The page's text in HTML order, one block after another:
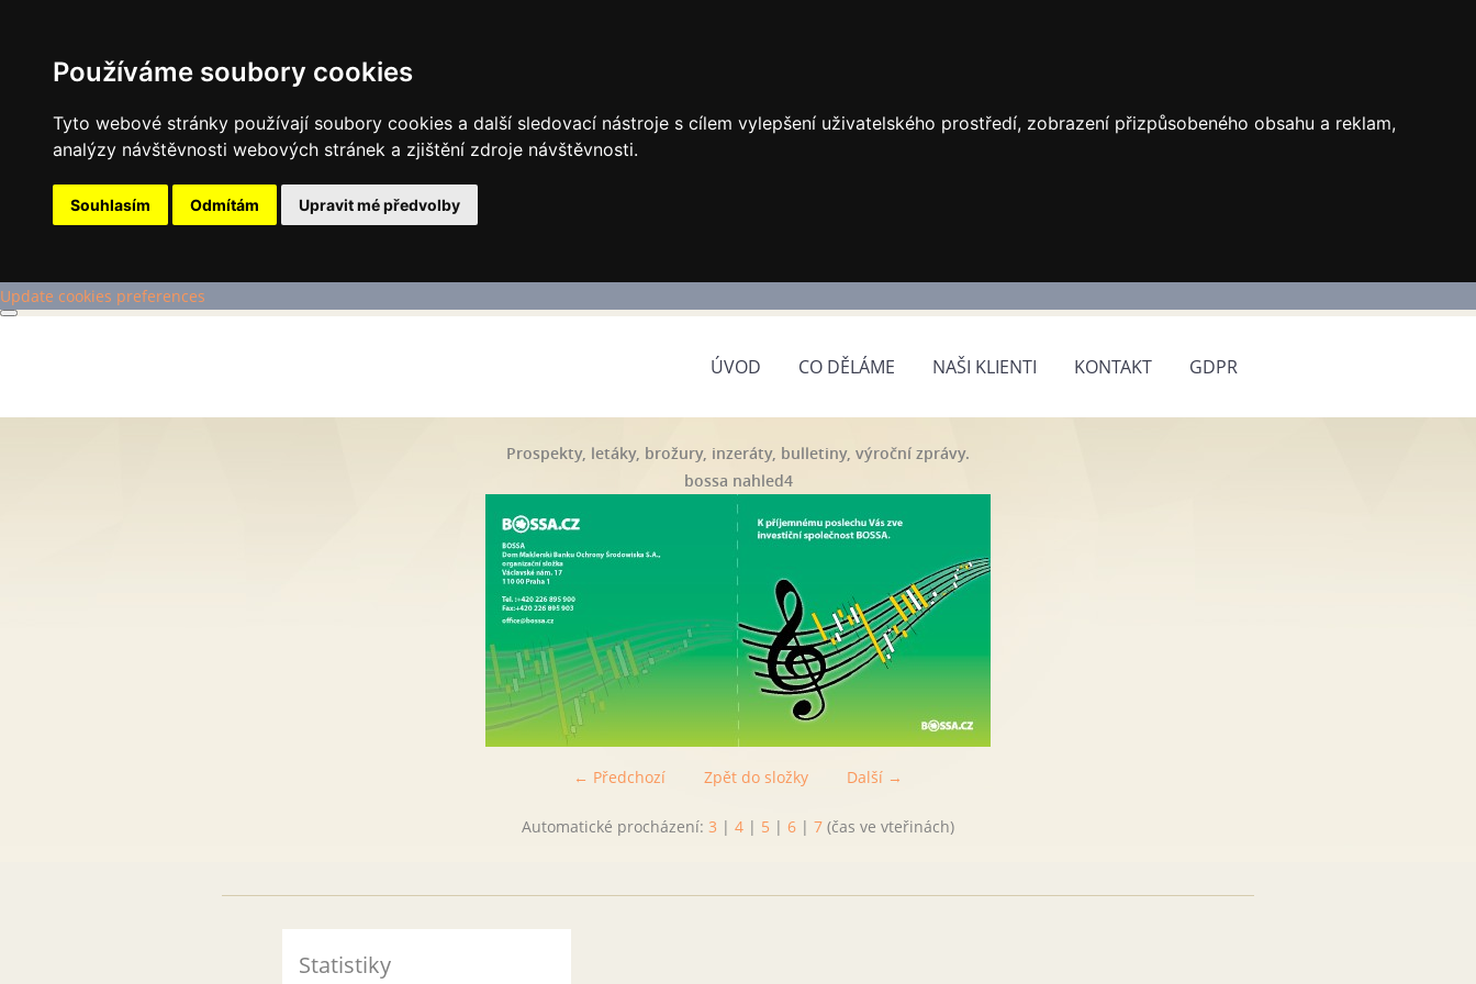
Používáme soubory cookies
Tyto webové stránky používají soubory cookies a další sledovací nástroje s cílem vylepšení uživatelského prostředí, zobrazení přizpůsobeného obsahu a reklam,
analýzy návštěvnosti webových stránek a zjištění zdroje návštěvnosti.
Souhlasím Odmítám Upravit mé předvolby
Update cookies preferences
ÚVOD CO DĚLÁME NAŠI KLIENTI KONTAKT GDPR
Prospekty, letáky, brožury, inzeráty, bulletiny, výroční zprávy.
bossa nahled4
← Předchozí Další →
Zpět do složky
Automatické procházení: 3 | 4 | 5 | 6 | 7 (čas ve vteřinách)
Statistiky